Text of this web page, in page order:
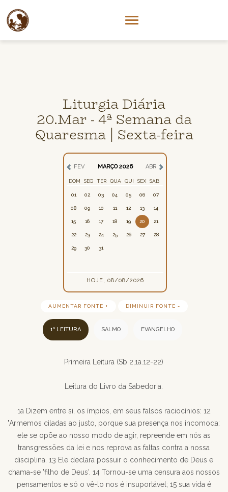
Liturgia Diária
20.Mar - 4ª Semana da
Quaresma | Sexta-feira
FEV MARÇO 2026 ABR
DOM SEG TER QUA QUI SEX SAB
01 02 03 04 05 06 07
08 09 10 11 12 13 14
15 16 17 18 19 20 21
22 23 24 25 26 27 28
29 30 31
HOJE, 08/08/2026
AUMENTAR FONTE + DIMINUIR FONTE -
1ª LEITURA SALMO EVANGELHO
Primeira Leitura (Sb 2,1a.12-22)
Leitura do Livro da Sabedoria.
1a Dizem entre si, os ímpios, em seus falsos raciocínios: 12
"Armemos ciladas ao justo, porque sua presença nos incomoda:
ele se opõe ao nosso modo de agir, repreende em nós as
transgressões da lei e nos reprova as faltas contra a nossa
disciplina. 13 Ele declara possuir o conhecimento de Deus e
chama-se 'filho de Deus'. 14 Tornou-se uma censura aos nossos
pensamentos e só o vê-lo nos é insuportável; 15 sua vida é